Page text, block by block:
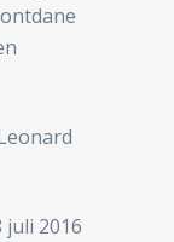
juli 2016